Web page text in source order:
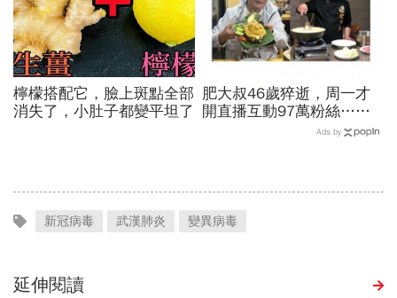
檸檬搭配它，臉上斑點全部
消失了，小肚子都變平坦了
肥大叔46歲猝逝，周一才
開直播互動97萬粉絲…常
連續工作17小時，死因和
Ads by
新冠病毒 武漢肺炎 變異病毒
延伸閱讀